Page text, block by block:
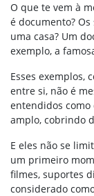
O que te vem à
é documento?
uma casa? Um
exemplo, a
Esses exemplos,
entre si, não é
entendidos como
amplo, cobrindo
E eles não se
um primeiro
filmes, suportes
considerado